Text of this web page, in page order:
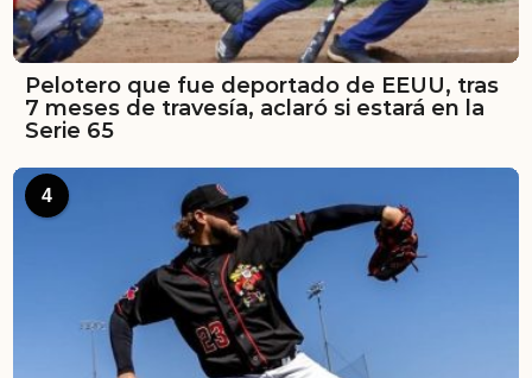
Pelotero que fue deportado de EEUU, tras
7 meses de travesía, aclaró si estará en la
Serie 65
4